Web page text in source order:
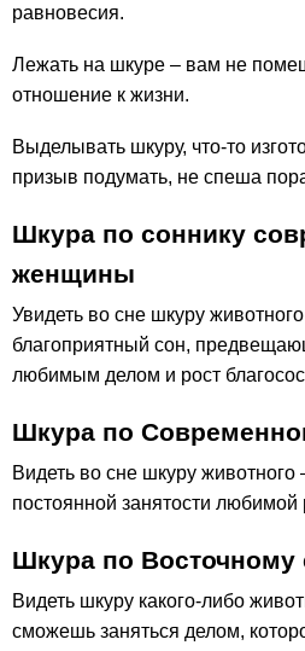
равновесия.
Лежать на шкуре – вам не
отношение к жизни.
Выделывать шкуру, что-то
призыв подумать, не спеша
Шкура по соннику
женщины
Увидеть во сне шкуру
благоприятный сон,
любимым делом и рост
Шкура по
Видеть во сне шкуру животного
постоянной занятости любимой
Шкура по Восточному
Видеть шкуру какого-либо
сможешь заняться делом,